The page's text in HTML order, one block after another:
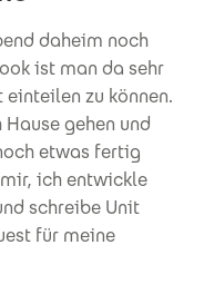
daheim noch
ist man da sehr
zu können.
gehen und
etwas fertig
ich entwickle
schreibe Unit
für meine